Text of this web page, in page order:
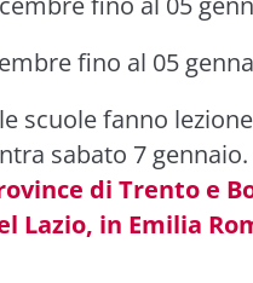
fino al 05
scuole fanno
sabato 7 gennaio.
di Trento e
Lazio, in Emilia